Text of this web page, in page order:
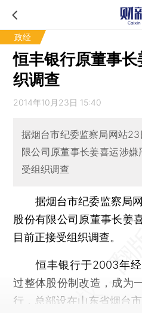
政经
恒丰银行原董事
织调查
2014年10月23日 15:40
据烟台市纪委监察局网站
限公司原董事长姜喜运涉
受组织调查
据烟台市纪委监察局网
股份有限公司原董事长姜
目前正接受组织调查。
恒丰银行于2003年经
过整体股份制改造，成为
行，总部设在山东省烟台市